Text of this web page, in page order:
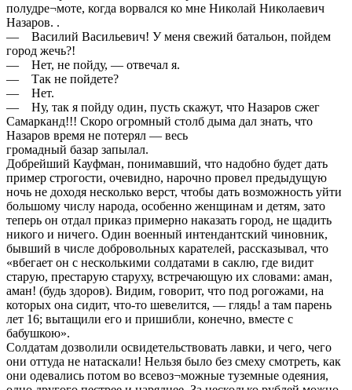
полудре¬моте, когда ворвался ко мне Николай Николаевич
Назаров. .
— Василий Васильевич! У меня свежий батальон, пойдем
город жечь?!
— Нет, не пойду, — отвечал я.
— Так не пойдете?
— Нет.
— Ну, так я пойду один, пусть скажут, что Назаров сжег
Самарканд!!! Скоро огромный столб дыма дал знать, что
Назаров время не потерял — весь
громадный базар запылал.
Добрейший Кауфман, понимавший, что надобно будет дать
пример строгости, очевидно, нарочно провел предыдущую
ночь не доходя несколько верст, чтобы дать возможность уйти
большому числу народа, особенно женщинам и детям, зато
теперь он отдал приказ примерно наказать город, не щадить
никого и ничего. Один военный интендантский чиновник,
бывший в числе добровольных карателей, рассказывал, что
«вбегает он с несколькими солдатами в саклю, где видит
старую, престарую старуху, встречающую их словами: аман,
аман! (будь здоров). Видим, говорит, что под рогожами, на
которых она сидит, что-то шевелится, — глядь! а там парень
лет 16; вытащили его и пришибли, конечно, вместе с
бабушкою».
Солдатам дозволили освидетельствовать лавки, и чего, чего
они оттуда не натаскали! Нельзя было без смеху смотреть, как
они одевались потом во всевоз¬можные туземные одеяния,